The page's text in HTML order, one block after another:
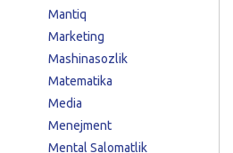
Mantiq
Marketing
Mashinasozlik
Matematika
Media
Menejment
Mental Salomatlik